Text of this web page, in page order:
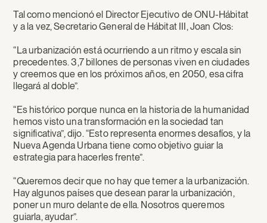
Tal como mencionó el Director Ejecutivo de ONU-Hábitat
y a la vez, Secretario General de Hábitat III, Joan Clos:
“La urbanización está ocurriendo a un ritmo y escala sin
precedentes. 3,7 billones de personas viven en ciudades
y creemos que en los próximos años, en 2050, esa cifra
llegará al doble”.
“Es histórico porque nunca en la historia de la humanidad
hemos visto una transformación en la sociedad tan
significativa”, dijo. “Esto representa enormes desafíos, y la
Nueva Agenda Urbana tiene como objetivo guiar la
estrategia para hacerles frente”.
“Queremos decir que no hay que temer a la urbanización.
Hay algunos países que desean parar la urbanización,
poner un muro delante de ella. Nosotros queremos
guiarla, ayudar”.